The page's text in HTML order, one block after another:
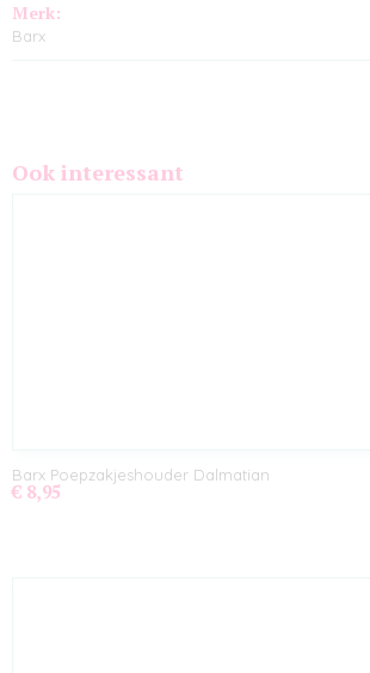
Merk:
Barx
Ook interessant
Barx Poepzakjeshouder Dalmatian
€ 8,95